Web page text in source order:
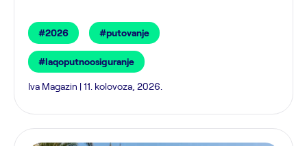
#2026 #putovanje
#laqoputnoosiguranje
Iva Magazin | 11. kolovoza, 2026.